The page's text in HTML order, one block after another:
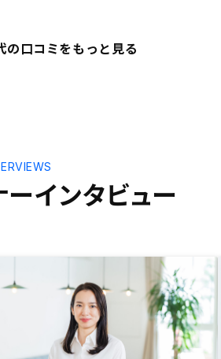
の口コミをもっと見る
インタビュー